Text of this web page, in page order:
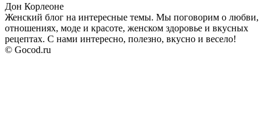
Дон Корлеоне
Женский блог на интересные темы. Мы поговорим о любви,
отношениях, моде и красоте, женском здоровье и вкусных
рецептах. С нами интересно, полезно, вкусно и весело!
© Gocod.ru